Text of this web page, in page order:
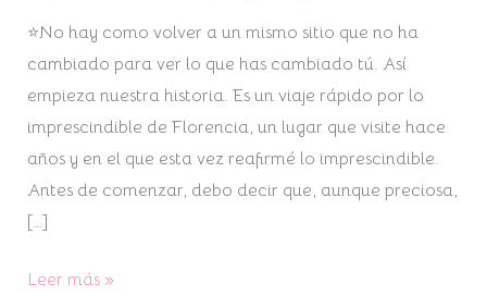
⭐No hay como volver a un mismo sitio que no ha
cambiado para ver lo que has cambiado tú. Así
empieza nuestra historia. Es un viaje rápido por lo
imprescindible de Florencia, un lugar que visite hace
años y en el que esta vez reafirmé lo imprescindible.
Antes de comenzar, debo decir que, aunque preciosa,
[…]
Florencia
Leer más »